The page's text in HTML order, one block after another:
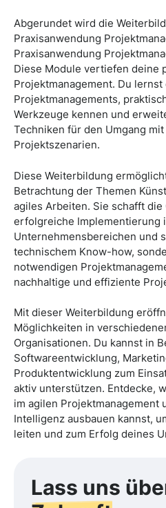
Abgerundet wird die
Praxisanwendung
Praxisanwendung
Diese Module vertiefen deine
Projektmanagement. Du
Projektmanagements,
Werkzeuge kennen und
Techniken für den Umgang
Projektszenarien.
Diese Weiterbildung
Betrachtung der Themen
agiles Arbeiten. Sie schafft
erfolgreiche Implementierung
Unternehmensbereichen und
technischem Know-how,
notwendigen
nachhaltige und effiziente
Mit dieser Weiterbildung
Möglichkeiten in
Organisationen. Du kannst in
Softwareentwicklung,
Produktentwicklung zum
aktiv unterstützen. Entdecke,
im agilen Projektmanagement
Intelligenz ausbauen kannst,
leiten und zum Erfolg deines
Lass uns